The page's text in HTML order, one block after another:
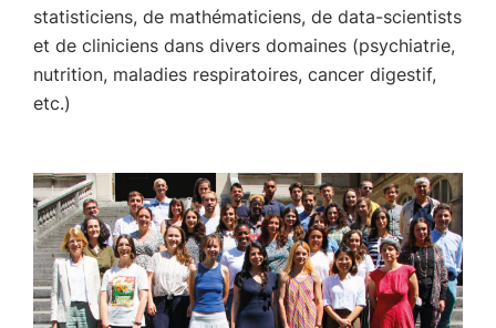
statisticiens, de mathématiciens, de data-scientists
et de cliniciens dans divers domaines (psychiatrie,
nutrition, maladies respiratoires, cancer digestif,
etc.)